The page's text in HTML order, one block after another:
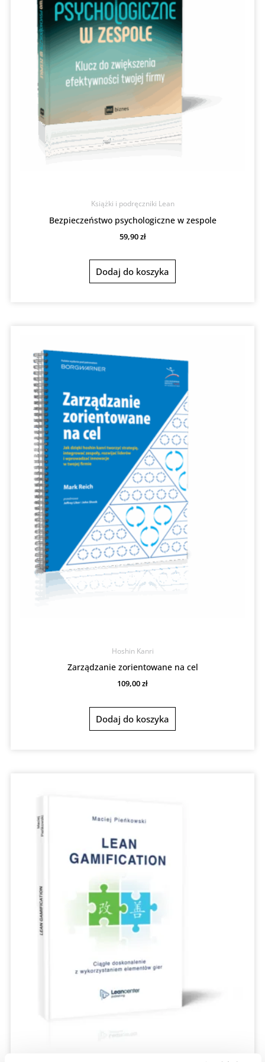
Książki i podręczniki Lean
Bezpieczeństwo psychologiczne w zespole
59,90zł
Dodaj do koszyka
Hoshin Kanri
Zarządzanie zorientowane na cel
109,00zł
Dodaj do koszyka